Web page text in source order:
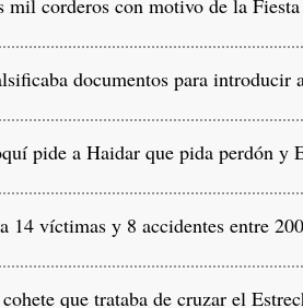
mil corderos con motivo de la
documentos para introducir
pide a Haidar que pida perdón y
14 víctimas y 8 accidentes entre
que trataba de cruzar el